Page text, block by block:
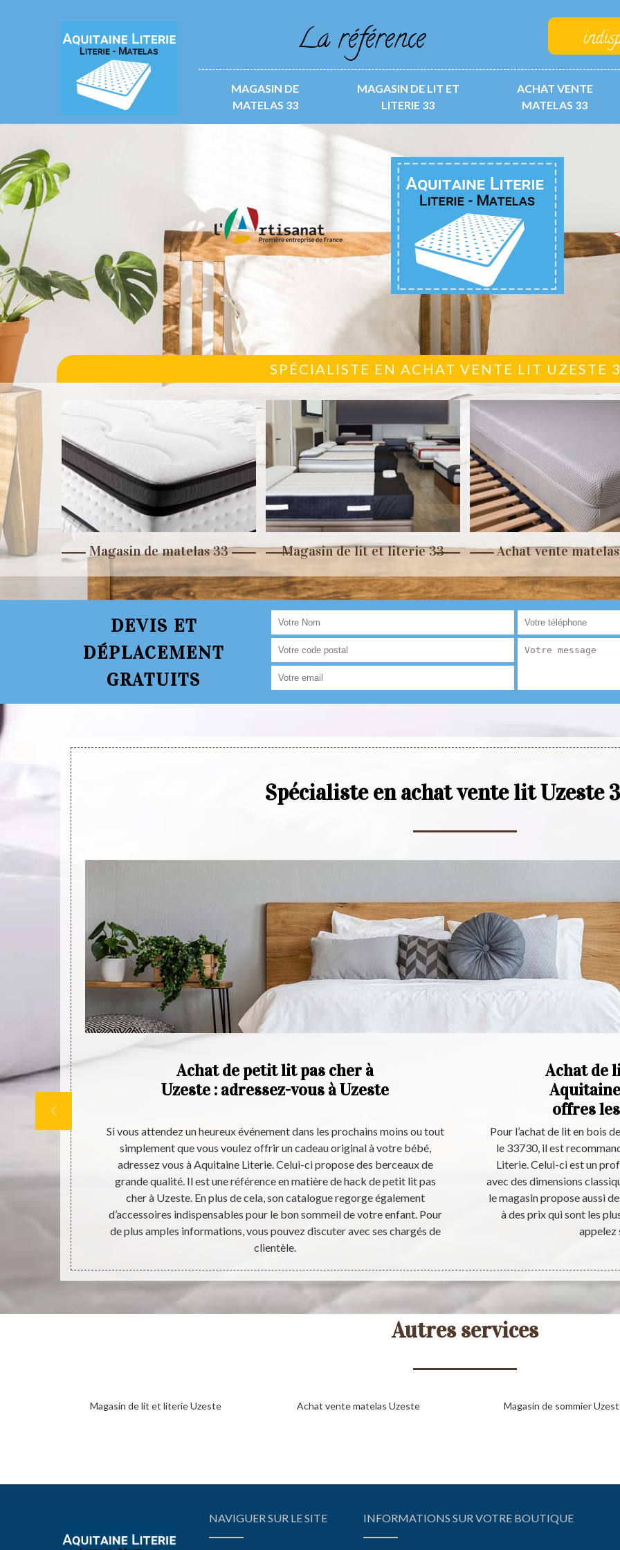
La référence
MAGASIN DE
MATELAS 33
MAGASIN DE LIT ET
LITERIE 33
ACHAT VENTE
MATELAS 33
SPÉCIALISTE EN ACHAT VENTE LIT UZESTE
33 Magasin de matelas 33 Magasin de lit et literie 33 Achat vente
DEVIS ET
DÉPLACEMENT
GRATUITS
Spécialiste en achat vente lit Uzeste
leur
Achat de petit lit pas cher à
Uzeste : adressez-vous à Uzeste
Si vous attendez un heureux événement dans les prochains moins ou tout
simplement que vous voulez offrir un cadeau original à votre bébé,
adressez vous à Aquitaine Literie. Celui-ci propose des berceaux de
grande qualité. Il est une référence en matière de hack de petit lit pas
cher à Uzeste. En plus de cela, son catalogue regorge également
d’accessoires indispensables pour le bon sommeil de votre enfant. Pour
de plus amples informations, vous pouvez discuter avec ses chargés de
clientèle.
Achat de
offres
Pour l’achat de lit en bois
le 33730, il est
Literie. Celui-ci est un
avec des dimensions
le magasin propose aussi
à des prix qui sont les
appelez
Autres services
Magasin de lit et literie Uzeste Achat vente matelas Uzeste Magasin de sommier
NAVIGUER SUR LE SITE INFORMATIONS SUR VOTRE BOUTIQUE